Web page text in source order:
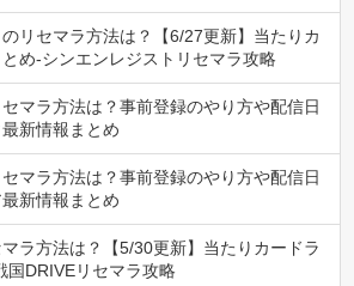
リセマラ方法は？【6/27更新】当たりカ
め-シンエンレジストリセマラ攻略
マラ方法は？事前登録のやり方や配信日
新情報まとめ
マラ方法は？事前登録のやり方や配信日
新情報まとめ
ラ方法は？【5/30更新】当たりカードラ
国DRIVEリセマラ攻略